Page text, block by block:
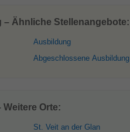
Ähnliche Stellenangebote:
Ausbildung
Abgeschlossene Ausbildung
Orte:
St. Veit an der Glan